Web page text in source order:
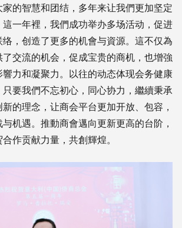
的智慧和团结，多年来让我們更加坚定
一年裡，我們成功举办多场活动，促进
，创造了更多的机會与資源。這不仅為
交流的机会，促成宝贵的商机，也增強
力和凝聚力。以往的动态体现会务健康
要我們不忘初心，同心协力，繼續秉承
的理念，让商会平台更加开放、包容，
机遇。推動商會邁向更新更高的台阶，
作贡献力量，共創輝煌。